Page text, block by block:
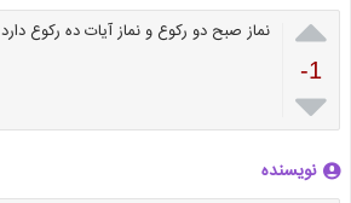

-1

نماز صبح دو رکوع و نماز آیات ده رکوع دارد
نویسنده